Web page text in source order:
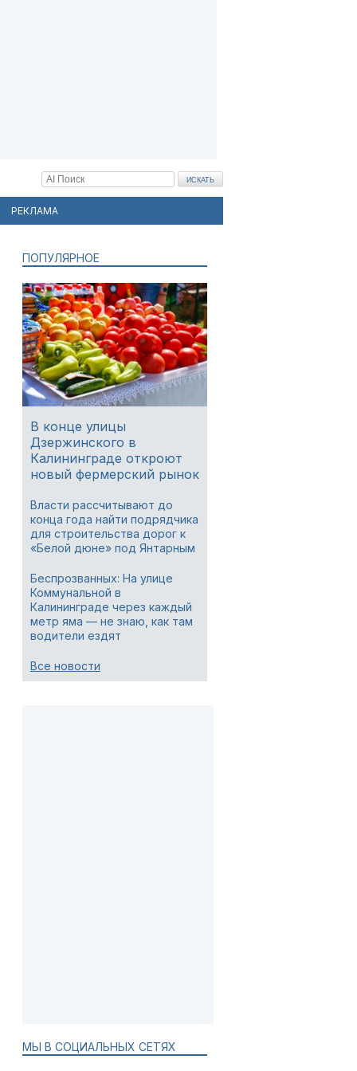
РЕКЛАМА
ПОПУЛЯРНОЕ
В конце улицы
Дзержинского в
Калининграде откроют
новый фермерский рынок
Власти рассчитывают до
конца года найти подрядчика
для строительства дорог к
«Белой дюне» под Янтарным
Беспрозванных: На улице
Коммунальной в
Калининграде через каждый
метр яма — не знаю, как там
водители ездят
Все новости
МЫ В СОЦИАЛЬНЫХ СЕТЯХ